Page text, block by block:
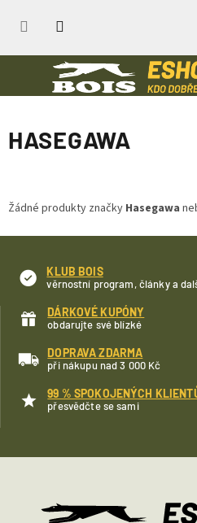
HASEGAWA
Žádné produkty značky Hasegawa
KLUB BOIS
věrnostní program, články a
DÁRKOVÉ KUPÓNY
obdarujte své blízké
DOPRAVA ZDARMA
při nákupu nad 3 000 Kč
99 % SPOKOJENÝCH
přesvědčte se sami